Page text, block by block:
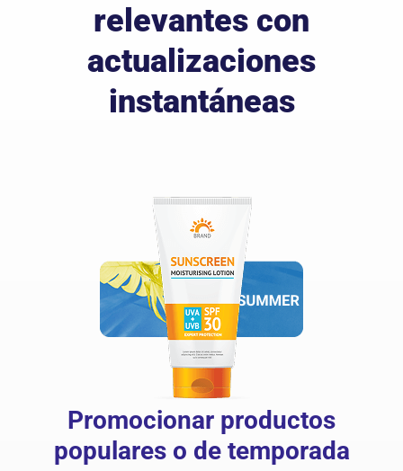
relevantes con
actualizaciones
instantáneas
Promocionar productos
populares o de temporada